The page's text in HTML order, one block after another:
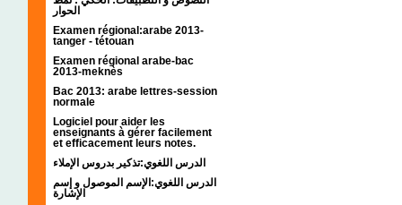
الحوار
Examen régional:arabe 2013-
tanger - tétouan
Examen régional arabe-bac
2013-meknès
Bac 2013: arabe lettres-session
normale
Logiciel pour aider les
enseignants à gérer facilement
et efficacement leurs notes.
الدرس اللغوي:تذكير بدروس الإملاء
الدرس اللغوي:الإسم الموصول و إسم
الإشارة